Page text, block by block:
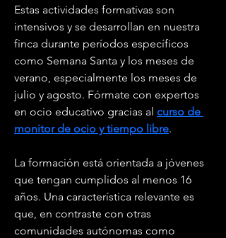
Estas actividades formativas son
intensivos y se desarrollan en nuestra
finca durante períodos específicos
como Semana Santa y los meses de
verano, especialmente los meses de
julio y agosto. Fórmate con expertos
en ocio educativo gracias al curso de
monitor de ocio y tiempo libre.
La formación está orientada a jóvenes
que tengan cumplidos al menos 16
años. Una característica relevante es
que, en contraste con otras
comunidades autónomas como